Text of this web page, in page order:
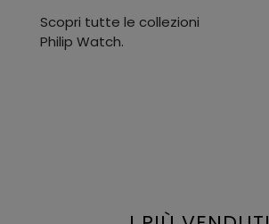
Scopri tutte le collezioni
Philip Watch.